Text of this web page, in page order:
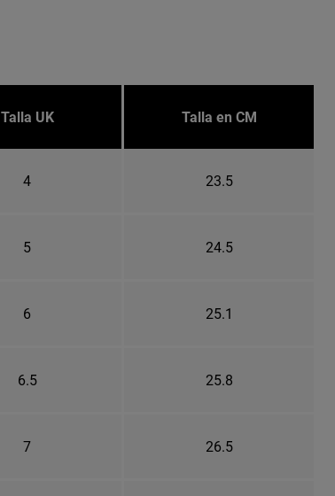
Talla UK Talla en CM
4 23.5
5 24.5
6 25.1
6.5 25.8
7 26.5